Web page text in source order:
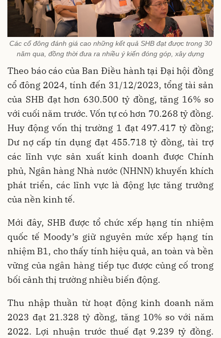
Các cổ đông đánh giá cao những kết quả SHB đạt được trong 30
năm qua, đồng thời đưa ra nhiều ý kiến đóng góp, xây dựng
Theo báo cáo của Ban Điều hành tại Đại hội đồng
cổ đông 2024, tính đến 31/12/2023, tổng tài sản
của SHB đạt hơn 630.500 tỷ đồng, tăng 16% so
với cuối năm trước. Vốn tự có hơn 70.268 tỷ đồng.
Huy động vốn thị trường 1 đạt 497.417 tỷ đồng;
Dư nợ cấp tín dụng đạt 455.718 tỷ đồng, tài trợ
các lĩnh vực sản xuất kinh doanh được Chính
phủ, Ngân hàng Nhà nước (NHNN) khuyến khích
phát triển, các lĩnh vực là động lực tăng trưởng
của nền kinh tế.
Mới đây, SHB được tổ chức xếp hạng tín nhiệm
quốc tế Moody’s giữ nguyên mức xếp hạng tín
nhiệm B1, cho thấy tính hiệu quả, an toàn và bền
vững của ngân hàng tiếp tục được củng cố trong
bối cảnh thị trường nhiều biến động.
Thu nhập thuần từ hoạt động kinh doanh năm
2023 đạt 21.328 tỷ đồng, tăng 10% so với năm
2022. Lợi nhuận trước thuế đạt 9.239 tỷ đồng.